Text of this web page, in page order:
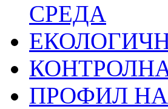
СРЕДА
ПРОФИЛ